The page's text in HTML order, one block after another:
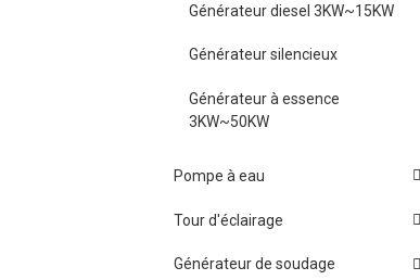
Générateur diesel 3KW~15KW
Générateur silencieux
Générateur à essence
3KW~50KW
Pompe à eau
Tour d'éclairage
Générateur de soudage